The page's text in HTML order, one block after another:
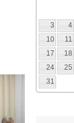
3
4
10
11
17
18
24
25
31